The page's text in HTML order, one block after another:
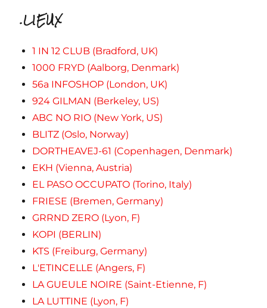
.LIEUX
1 IN 12 CLUB (Bradford, UK)
1000 FRYD (Aalborg, Denmark)
56a INFOSHOP (London, UK)
924 GILMAN (Berkeley, US)
ABC NO RIO (New York, US)
BLITZ (Oslo, Norway)
DORTHEAVEJ-61 (Copenhagen, Denmark)
EKH (Vienna, Austria)
EL PASO OCCUPATO (Torino, Italy)
FRIESE (Bremen, Germany)
GRRND ZERO (Lyon, F)
KOPI (BERLIN)
KTS (Freiburg, Germany)
L'ETINCELLE (Angers, F)
LA GUEULE NOIRE (Saint-Etienne, F)
LA LUTTINE (Lyon, F)